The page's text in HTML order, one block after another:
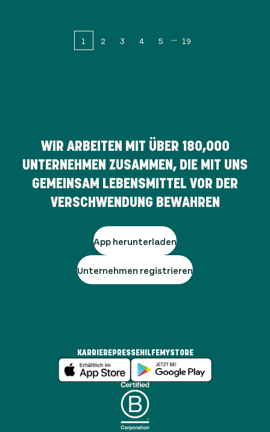
1 2 3 4 5 19
WIR ARBEITEN MIT ÜBER 180,000
UNTERNEHMEN ZUSAMMEN, DIE MIT UNS
GEMEINSAM LEBENSMITTEL VOR DER
VERSCHWENDUNG BEWAHREN
App herunterladen
Unternehmen registrieren
KARRIEREPRESSEHILFEMYSTORE